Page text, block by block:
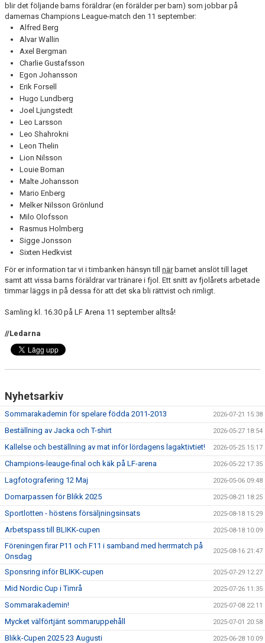
KONTAKT
MEDLEMSKAP
blir det följande barns föräldrar (en förälder per barn) som jobbar på
damernas Champions League-match den 11 september:
Alfred Berg
Alvar Wallin
Axel Bergman
Charlie Gustafsson
Egon Johansson
Erik Forsell
Hugo Lundberg
Joel Ljungstedt
Leo Larsson
Leo Shahrokni
Leon Thelin
Lion Nilsson
Louie Boman
Malte Johansson
Mario Enberg
Melker Nilsson Grönlund
Milo Olofsson
Rasmus Holmberg
Sigge Jonsson
Sixten Hedkvist
För er information tar vi i timbanken hänsyn till närbarnet anslöt till laget
samt att vissa barns föräldrar var tränare i fjol. Ett snitt av fjolårets arbetade
timmar läggs in på dessa för att det ska bli rättvist och rimligt.
Samling kl. 16.30 på LF Arena 11 september alltså!
//Ledarna
Nyhetsarkiv
Sommarakademin för spelare födda 2011-2013 2026-07-21 15:38
Beställning av Jacka och T-shirt 2026-05-27 18:54
Kallelse och beställning av mat inför lördagens lagaktivtiet! 2026-05-25 15:17
Champions-leauge-final och käk på LF-arena 2026-05-22 17:35
Lagfotografering 12 Maj 2026-05-06 09:48
Domarpassen för Blikk 2025 2025-08-21 18:25
Sportlotten - höstens försäljningsinsats 2025-08-18 15:29
Arbetspass till BLIKK-cupen 2025-08-18 10:09
Föreningen firar P11 och F11 i samband med herrmatch på
Onsdag
2025-08-16 21:47
Sponsring inför BLIKK-cupen 2025-07-29 12:27
Mid Nordic Cup i Timrå 2025-07-26 11:35
Sommarakademin! 2025-07-08 22:11
Mycket välförtjänt sommaruppehåll 2025-07-01 20:58
Blikk-Cupen 2025 23 Augusti 2025-06-28 10:09